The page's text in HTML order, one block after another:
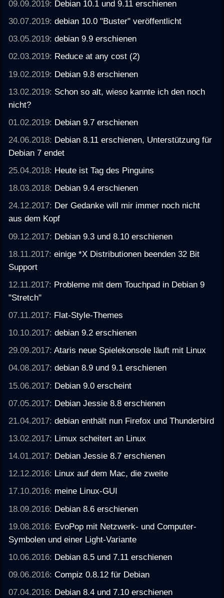
09.09.2019: Debian 10.1 und 9.11 erschienen
30.07.2019:debian 10.0 "Buster" veröffentlicht
03.05.2019:debian 9.9 erschienen
02.03.2019: Reduce at any cost (2)
19.02.2019: Debian 9.8 erschienen
13.02.2019: Schon so alt, wieso kannte ich den noch
nicht?
01.02.2019: Debian 9.7 erschienen
24.06.2018: Debian 8.11 erschienen, Unterstützung für
Debian 7 endet
25.04.2018: Heute ist Tag des Pinguins
18.03.2018: Debian 9.4 erschienen
24.12.2017: Der Gedanke will mir immer noch nicht
aus dem Kopf
09.12.2017: Debian 9.3 und 8.10 erschienen
18.11.2017:einige *X Distributionen beenden 32 Bit
Support
12.11.2017: Probleme mit dem Touchpad in Debian 9
"Stretch"
07.11.2017: Flat-Style-Themes
10.10.2017:debian 9.2 erschienen
29.09.2017:Ataris neue Spielekonsole läuft mit Linux
04.08.2017:debian 8.9 und 9.1 erschienen
15.06.2017: Debian 9.0 erscheint
07.05.2017: Debian Jessie 8.8 erschienen
21.04.2017:debian enthält nun Firefox und Thunderbird
13.02.2017: Limux scheitert an Linux
14.01.2017: Debian Jessie 8.7 erschienen
12.12.2016: Linux auf dem Mac, die zweite
17.10.2016: meine Linux-GUI
18.09.2016: Debian 8.6 erschienen
19.08.2016: EvoPop mit Netzwerk- und Computer-
Symbolen und einer Light-Variante
10.06.2016: Debian 8.5 und 7.11 erschienen
09.06.2016:Compiz 0.8.12 für Debian
07.04.2016: Debian 8.4 und 7.10 erschienen